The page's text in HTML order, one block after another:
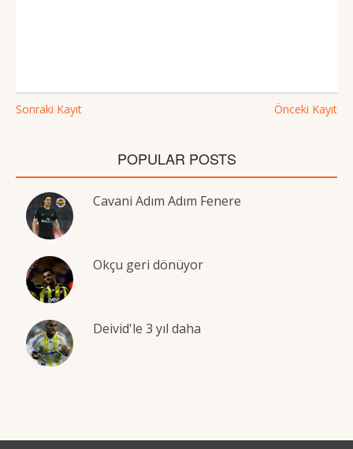
Sonraki Kayıt Önceki Kayıt
POPULAR POSTS
Cavani Adım Adım Fenere
Okçu geri dönüyor
Deivid'le 3 yıl daha